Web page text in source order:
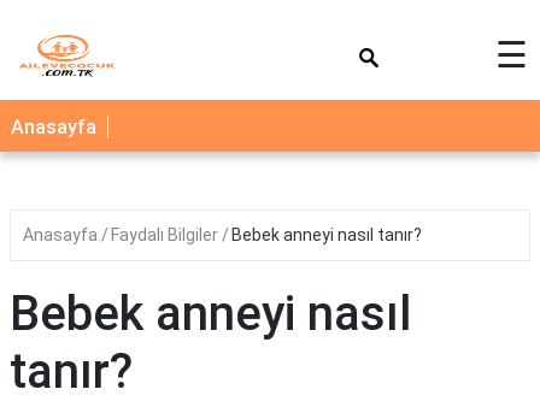
AİLE
ÇOCUK
SAĞLIK
NEDİR
BLOG
FAYDALI
☰
Anasayfa
Anasayfa Faydalı Bilgiler Bebek anneyi nasıl tanır?
Bebek anneyi nasıl
tanır?